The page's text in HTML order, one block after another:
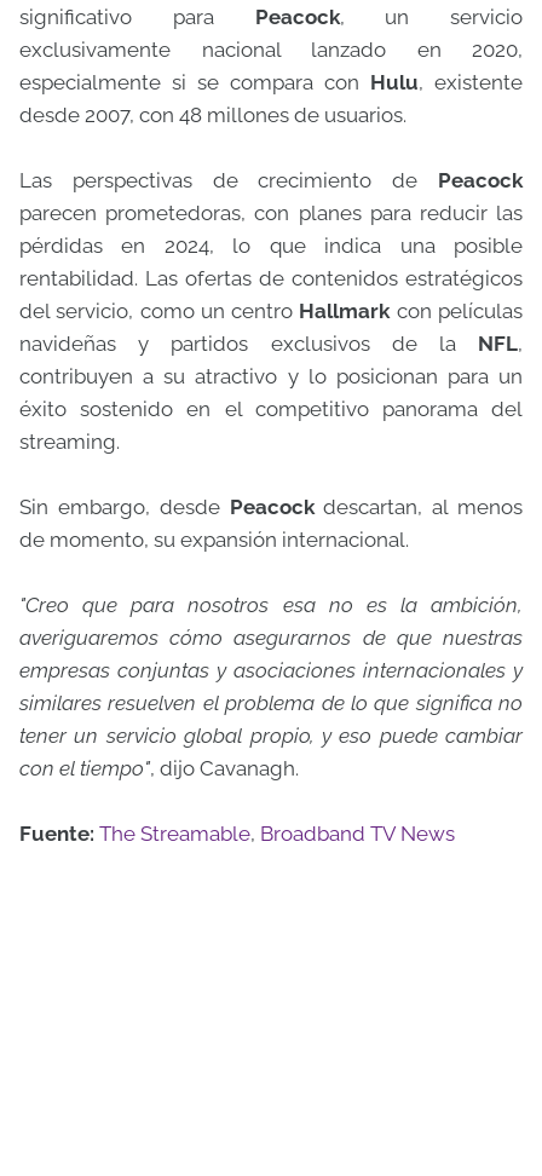
significativo para Peacock, un servicio
exclusivamente nacional lanzado en 2020,
especialmente si se compara con Hulu, existente
desde 2007, con 48 millones de usuarios.
Las perspectivas de crecimiento de Peacock
parecen prometedoras, con planes para reducir las
pérdidas en 2024, lo que indica una posible
rentabilidad. Las ofertas de contenidos estratégicos
del servicio, como un centro Hallmarkcon películas
navideñas y partidos exclusivos de la NFL,
contribuyen a su atractivo y lo posicionan para un
éxito sostenido en el competitivo panorama del
streaming.
Sin embargo, desde Peacockdescartan, al menos
de momento, su expansión internacional.
"Creo que para nosotros esa no es la ambición,
averiguaremos cómo asegurarnos de que nuestras
empresas conjuntas y asociaciones internacionales y
similares resuelven el problema de lo que significa no
tener un servicio global propio, y eso puede cambiar
con el tiempo", dijo Cavanagh.
Fuente: The Streamable, Broadband TV News